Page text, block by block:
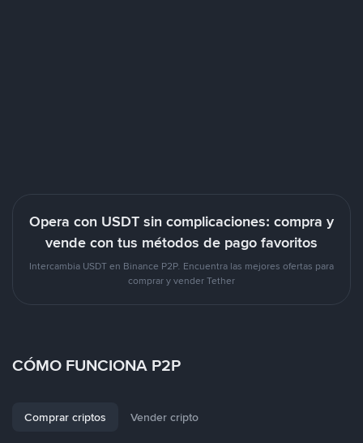
Opera con USDT sin complicaciones: compra y
vende con tus métodos de pago favoritos
Intercambia USDT en Binance P2P. Encuentra las mejores ofertas para
comprar y vender Tether
CÓMO FUNCIONA P2P
Comprar criptos Vender cripto